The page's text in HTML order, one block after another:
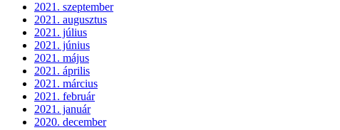
2021. szeptember
2021. augusztus
2021. július
2021. június
2021. május
2021. április
2021. március
2021. február
2021. január
2020. december